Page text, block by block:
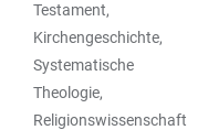
Testament,
Kirchengeschichte,
Systematische
Theologie,
Religionswissenschaft